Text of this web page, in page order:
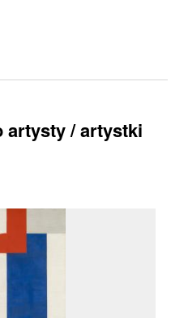
artysty / artystki